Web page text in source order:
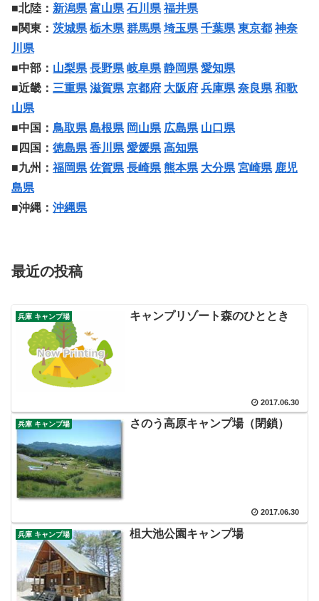
■北陸： 新潟県 富山県 石川県 福井県
■関東： 茨城県 栃木県 群馬県 埼玉県 千葉県 東京都 神奈
川県
■中部： 山梨県 長野県 岐阜県 静岡県 愛知県
■近畿： 三重県 滋賀県 京都府 大阪府 兵庫県 奈良県 和歌
山県
■中国： 鳥取県 島根県 岡山県 広島県 山口県
■四国： 徳島県 香川県 愛媛県 高知県
■九州： 福岡県 佐賀県 長崎県 熊本県 大分県 宮崎県 鹿児
島県
■沖縄： 沖縄県
最近の投稿
兵庫 キャンプ場 キャンプリゾート森のひととき
2017.06.30
兵庫 キャンプ場 さのう高原キャンプ場（閉鎖）
2017.06.30
兵庫 キャンプ場 柤大池公園キャンプ場